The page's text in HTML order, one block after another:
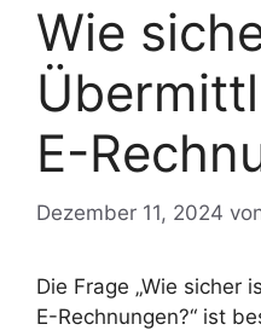
Wie
E-
Dezember 11, 2024
Die Frage „Wie sicher
E-Rechnungen?“ ist